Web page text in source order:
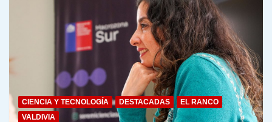
CIENCIA Y TECNOLOGÍA DESTACADAS
EL RANCO
VALDIVIA